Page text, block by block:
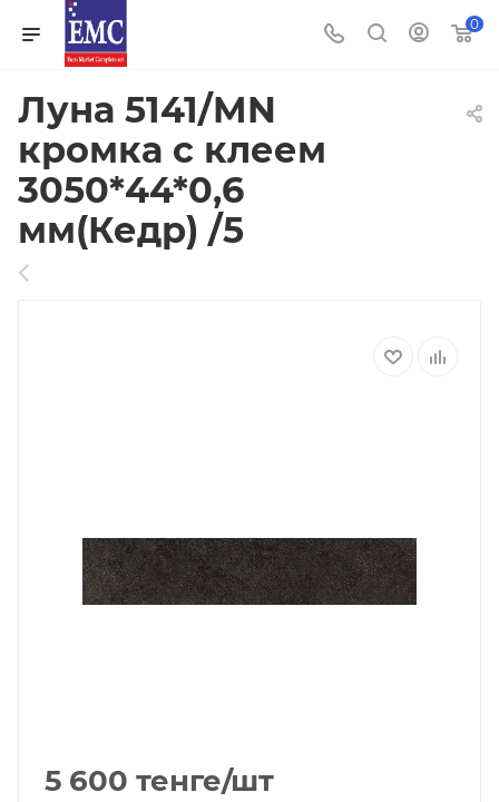
0
Луна 5141/MN
кромка с клеем
3050*44*0,6
мм(Кедр) /5
5 600 тенге/шт